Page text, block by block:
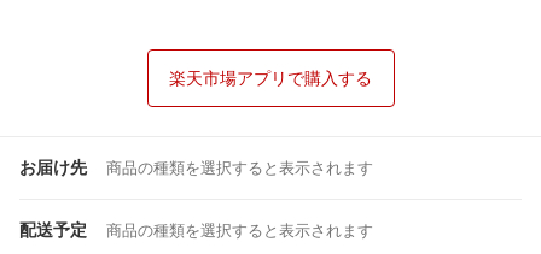
楽天市場アプリで購入する
お届け先 商品の種類を選択すると表示されます
配送予定 商品の種類を選択すると表示されます